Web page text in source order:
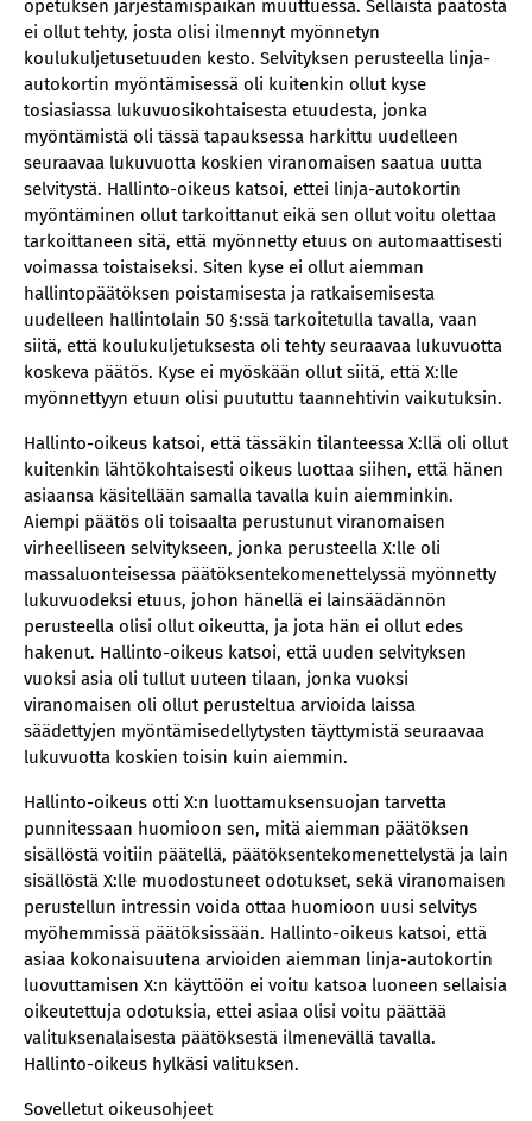
opetuksen järjestämispaikan muuttuessa. Sellaista päätöstä
ei ollut tehty, josta olisi ilmennyt myönnetyn
koulukuljetusetuuden kesto. Selvityksen perusteella linja-
autokortin myöntämisessä oli kuitenkin ollut kyse
tosiasiassa lukuvuosikohtaisesta etuudesta, jonka
myöntämistä oli tässä tapauksessa harkittu uudelleen
seuraavaa lukuvuotta koskien viranomaisen saatua uutta
selvitystä. Hallinto-oikeus katsoi, ettei linja-autokortin
myöntäminen ollut tarkoittanut eikä sen ollut voitu olettaa
tarkoittaneen sitä, että myönnetty etuus on automaattisesti
voimassa toistaiseksi. Siten kyse ei ollut aiemman
hallintopäätöksen poistamisesta ja ratkaisemisesta
uudelleen hallintolain 50 §:ssä tarkoitetulla tavalla, vaan
siitä, että koulukuljetuksesta oli tehty seuraavaa lukuvuotta
koskeva päätös. Kyse ei myöskään ollut siitä, että X:lle
myönnettyyn etuun olisi puututtu taannehtivin vaikutuksin.
Hallinto-oikeus katsoi, että tässäkin tilanteessa X:llä oli ollut
kuitenkin lähtökohtaisesti oikeus luottaa siihen, että hänen
asiaansa käsitellään samalla tavalla kuin aiemminkin.
Aiempi päätös oli toisaalta perustunut viranomaisen
virheelliseen selvitykseen, jonka perusteella X:lle oli
massaluonteisessa päätöksentekomenettelyssä myönnetty
lukuvuodeksi etuus, johon hänellä ei lainsäädännön
perusteella olisi ollut oikeutta, ja jota hän ei ollut edes
hakenut. Hallinto-oikeus katsoi, että uuden selvityksen
vuoksi asia oli tullut uuteen tilaan, jonka vuoksi
viranomaisen oli ollut perusteltua arvioida laissa
säädettyjen myöntämisedellytysten täyttymistä seuraavaa
lukuvuotta koskien toisin kuin aiemmin.
Hallinto-oikeus otti X:n luottamuksensuojan tarvetta
punnitessaan huomioon sen, mitä aiemman päätöksen
sisällöstä voitiin päätellä, päätöksentekomenettelystä ja lain
sisällöstä X:lle muodostuneet odotukset, sekä viranomaisen
perustellun intressin voida ottaa huomioon uusi selvitys
myöhemmissä päätöksissään. Hallinto-oikeus katsoi, että
asiaa kokonaisuutena arvioiden aiemman linja-autokortin
luovuttamisen X:n käyttöön ei voitu katsoa luoneen sellaisia
oikeutettuja odotuksia, ettei asiaa olisi voitu päättää
valituksenalaisesta päätöksestä ilmenevällä tavalla.
Hallinto-oikeus hylkäsi valituksen.
Sovelletut oikeusohjeet